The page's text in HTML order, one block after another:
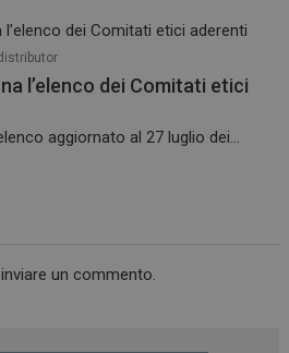
l’elenco dei Comitati etici
aggiornato al 27 luglio dei...
un commento.